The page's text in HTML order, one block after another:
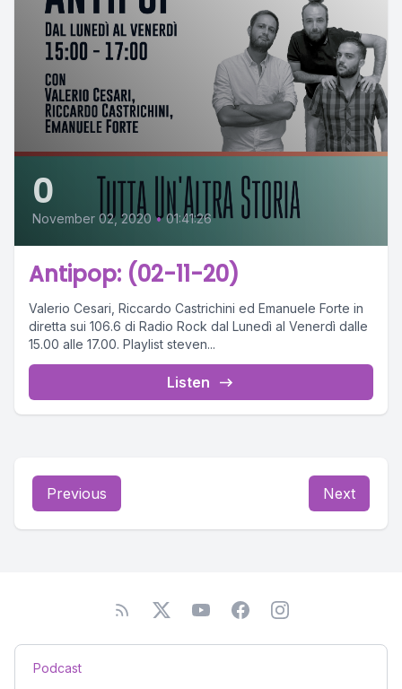
0
November 02, 2020 • 01:41:26
Antipop: (02-11-20)
Valerio Cesari, Riccardo Castrichini ed Emanuele Forte in
diretta sui 106.6 di Radio Rock dal Lunedì al Venerdì dalle
15.00 alle 17.00. Playlist steven...
Listen
Previous Next
Podcast